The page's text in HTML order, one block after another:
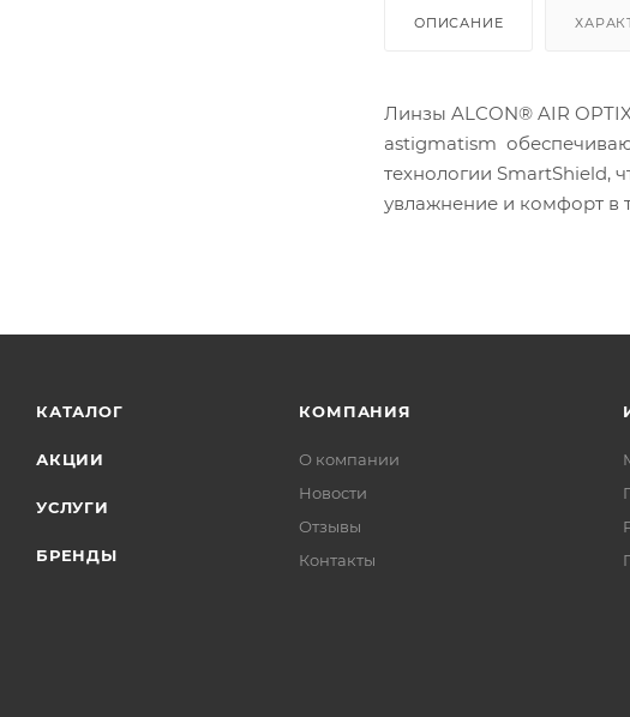
ОПИСАНИЕ
Линзы ALCON® AIR
astigmatism
технологии SmartShield,
увлажнение и комфорт в
КАТАЛОГ
АКЦИИ
УСЛУГИ
БРЕНДЫ
КОМПАНИЯ
О компании
Новости
Отзывы
Контакты